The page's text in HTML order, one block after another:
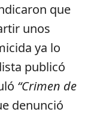
que
unos
ya lo
publicó
“Crimen de
denunció